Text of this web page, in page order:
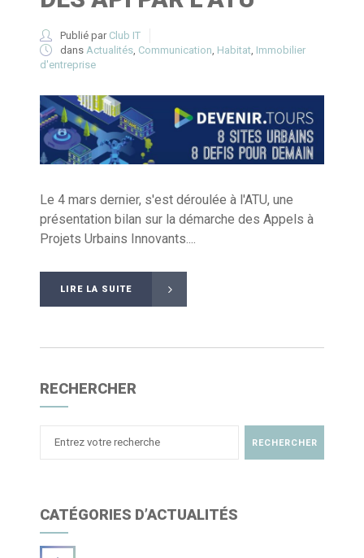
Publié par Club IT
dans Actualités Communication Habitat Immobilier
d'entreprise
Le 4 mars dernier, s'est déroulée à l'ATU, une
présentation bilan sur la démarche des Appels à
Projets Urbains Innovants....
LIRE LA SUITE
RECHERCHER
CATÉGORIES D’ACTUALITÉS